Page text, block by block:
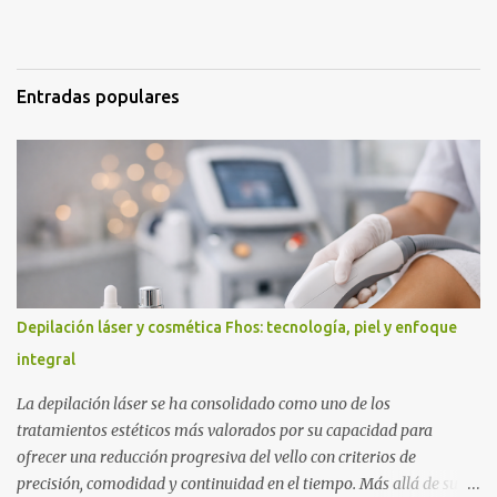
Entradas populares
Depilación láser y cosmética Fhos: tecnología, piel y enfoque
integral
La depilación láser se ha consolidado como uno de los
tratamientos estéticos más valorados por su capacidad para
ofrecer una reducción progresiva del vello con criterios de
precisión, comodidad y continuidad en el tiempo. Más allá de su